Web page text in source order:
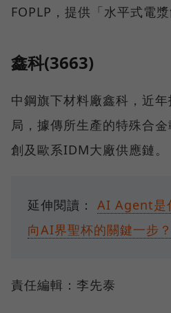
FOPLP，提供「水平式電漿
鑫科(3663)
中鋼旗下材料廠鑫科，近
局，據傳所生產的特殊合
創及歐系IDM大廠供應鏈。
延伸閱讀： AI Agent是
向AI界聖杯的關鍵一步？
責任編輯：李先泰